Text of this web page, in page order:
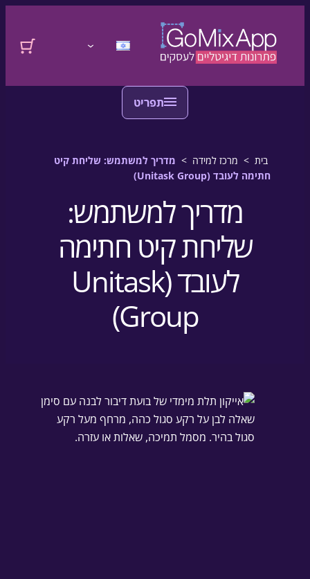
התחברות
בית > מרכז למידה > מדריך למשתמש: שליחת קיט
חתימה לעובד (Unitask Group)
מדריך למשתמש:
שליחת קיט חתימה
לעובד (Unitask
Group)